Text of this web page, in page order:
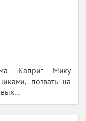
Каприз Мику
позвать на